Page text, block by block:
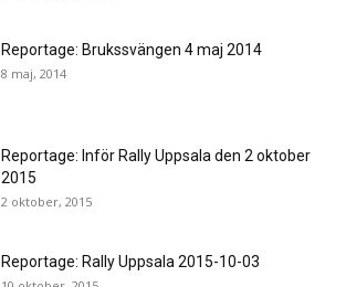
Reportage: Brukssvängen 4 maj 2014
8 maj, 2014
Reportage: Inför Rally Uppsala den 2 oktober
2015
2 oktober, 2015
Reportage: Rally Uppsala 2015-10-03